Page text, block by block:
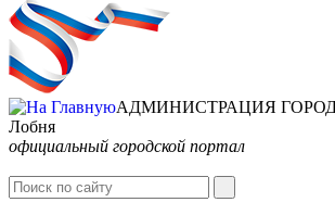
АДМИНИСТРАЦИЯ
Лобня
официальный городской портал